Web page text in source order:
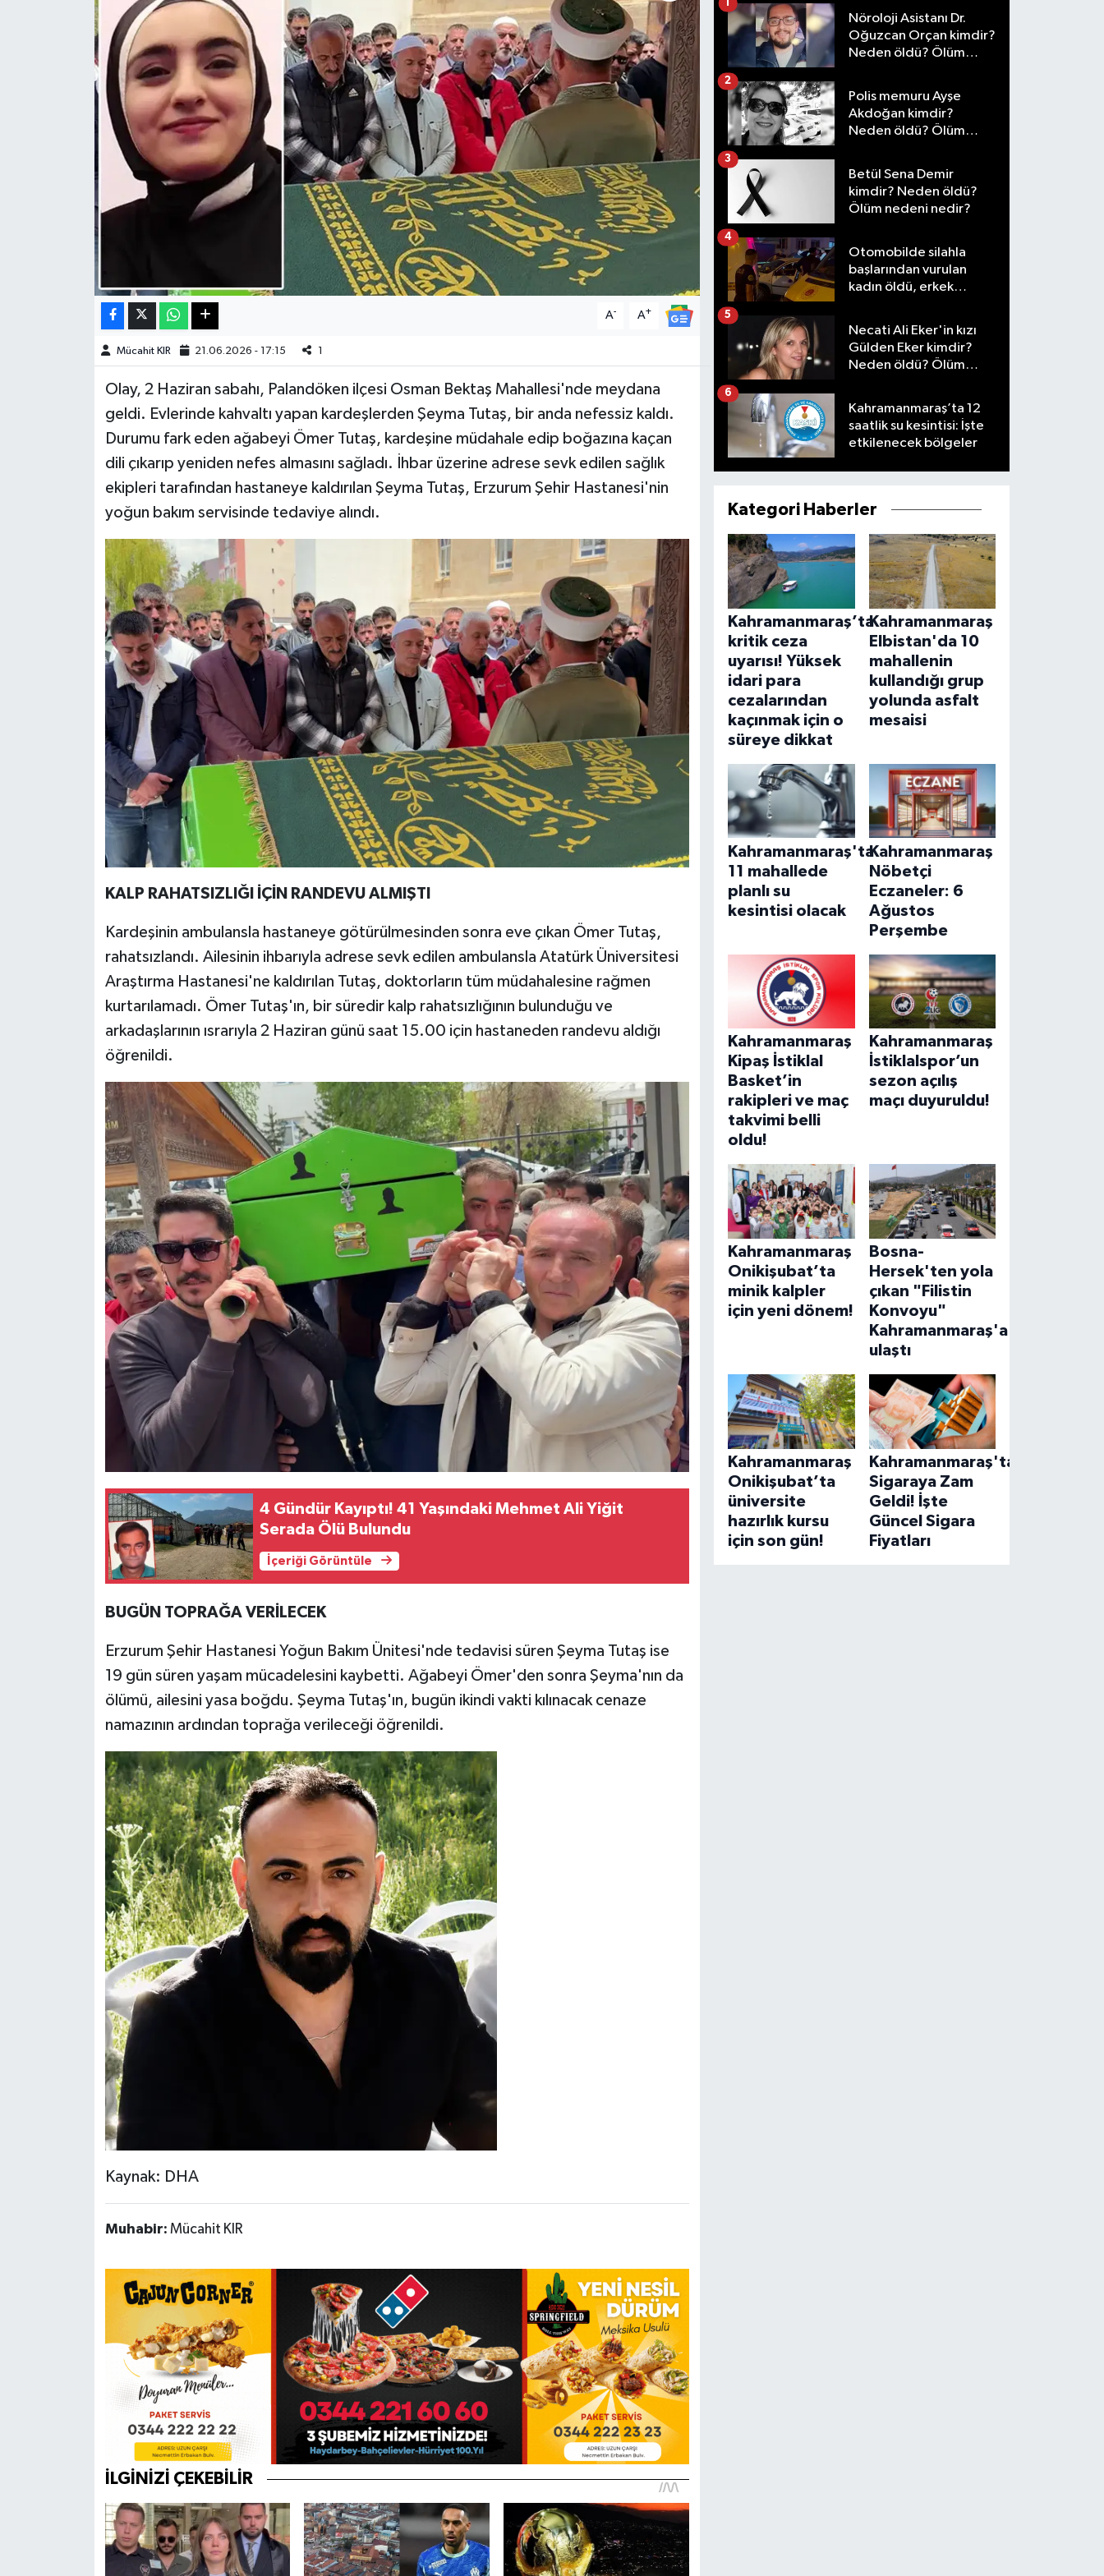
A- A+
Mücahit KIR 21.06.2026 - 17:15 1
Olay, 2 Haziran sabahı, Palandöken ilçesi Osman Bektaş Mahallesi'nde meydana
geldi. Evlerinde kahvaltı yapan kardeşlerden Şeyma Tutaş, bir anda nefessiz kaldı.
Durumu fark eden ağabeyi Ömer Tutaş, kardeşine müdahale edip boğazına kaçan
dili çıkarıp yeniden nefes almasını sağladı. İhbar üzerine adrese sevk edilen sağlık
ekipleri tarafından hastaneye kaldırılan Şeyma Tutaş, Erzurum Şehir Hastanesi'nin
yoğun bakım servisinde tedaviye alındı.
KALP RAHATSIZLIĞI İÇİN RANDEVU ALMIŞTI
Kardeşinin ambulansla hastaneye götürülmesinden sonra eve çıkan Ömer Tutaş,
rahatsızlandı. Ailesinin ihbarıyla adrese sevk edilen ambulansla Atatürk Üniversitesi
Araştırma Hastanesi'ne kaldırılan Tutaş, doktorların tüm müdahalesine rağmen
kurtarılamadı. Ömer Tutaş'ın, bir süredir kalp rahatsızlığının bulunduğu ve
arkadaşlarının ısrarıyla 2 Haziran günü saat 15.00 için hastaneden randevu aldığı
öğrenildi.
4 Gündür Kayıptı! 41 Yaşındaki Mehmet Ali Yiğit
Serada Ölü Bulundu
İçeriği Görüntüle
BUGÜN TOPRAĞA VERİLECEK
Erzurum Şehir Hastanesi Yoğun Bakım Ünitesi'nde tedavisi süren Şeyma Tutaş ise
19 gün süren yaşam mücadelesini kaybetti. Ağabeyi Ömer'den sonra Şeyma'nın da
ölümü, ailesini yasa boğdu. Şeyma Tutaş'ın, bugün ikindi vakti kılınacak cenaze
namazının ardından toprağa verileceği öğrenildi.
Kaynak: DHA
Muhabir: Mücahit KIR
Nöroloji Asistanı Dr.
Oğuzcan Orçan kimdir?
Neden öldü? Ölüm
1
Polis memuru Ayşe
Akdoğan kimdir?
Neden öldü? Ölüm
2
Betül Sena Demir
kimdir? Neden öldü?
Ölüm nedeni nedir?
3
Otomobilde silahla
başlarından vurulan
kadın öldü, erkek
4
Necati Ali Eker'in kızı
Gülden Eker kimdir?
Neden öldü? Ölüm
5
Kahramanmaraş’ta 12
saatlik su kesintisi: İşte
etkilenecek bölgeler
6
Kategori Haberler
Kahramanmaraş’ta
kritik ceza
uyarısı! Yüksek
idari para
cezalarından
kaçınmak için o
süreye dikkat
Kahramanmaraş
Elbistan'da 10
mahallenin
kullandığı grup
yolunda asfalt
mesaisi
Kahramanmaraş'ta
11 mahallede
planlı su
kesintisi olacak
Kahramanmaraş
Nöbetçi
Eczaneler: 6
Ağustos
Perşembe
Kahramanmaraş
Kipaş İstiklal
Basket’in
rakipleri ve maç
takvimi belli
oldu!
Kahramanmaraş
İstiklalspor’un
sezon açılış
maçı duyuruldu!
Kahramanmaraş
Onikişubat’ta
minik kalpler
için yeni dönem!
Bosna-
Hersek'ten yola
çıkan "Filistin
Konvoyu"
Kahramanmaraş'a
ulaştı
Kahramanmaraş
Onikişubat’ta
üniversite
hazırlık kursu
için son gün!
Kahramanmaraş'ta
Sigaraya Zam
Geldi! İşte
Güncel Sigara
Fiyatları
Haberde İnsan
Kültür Sanat
Manşet Altı
Resmi İlan
SürManşet
KAHRAMANMARAŞ